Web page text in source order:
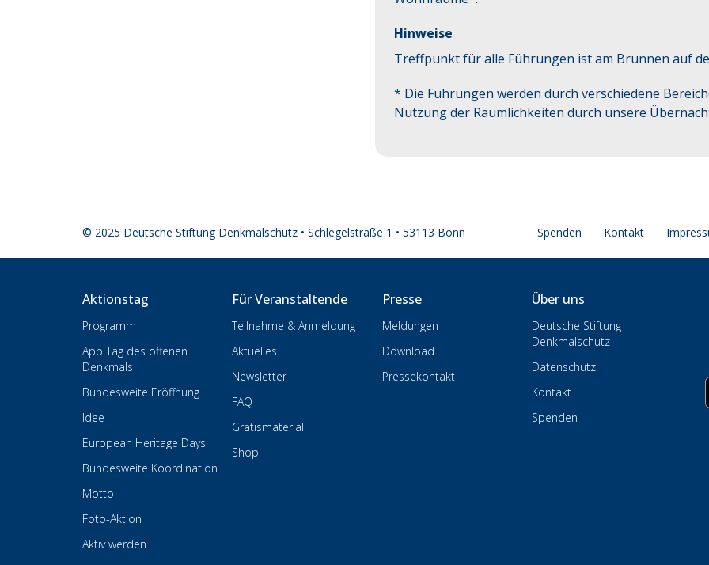
Hinweise
Treffpunkt für alle Führungen ist am Brunnen auf
* Die Führungen werden durch verschiedene
Nutzung der Räumlichkeiten durch unsere
© 2025 Deutsche Stiftung Denkmalschutz • Schlegelstraße 1 • 53113 Bonn Spenden Kontakt
Aktionstag
Programm
App Tag des offenen
Denkmals
Bundesweite Eröffnung
Idee
European Heritage Days
Bundesweite Koordination
Motto
Foto-Aktion
Aktiv werden
Für Veranstaltende
Teilnahme & Anmeldung
Aktuelles
Newsletter
FAQ
Gratismaterial
Shop
Presse
Meldungen
Download
Pressekontakt
Über uns
Deutsche Stiftung
Denkmalschutz
Datenschutz
Kontakt
Spenden